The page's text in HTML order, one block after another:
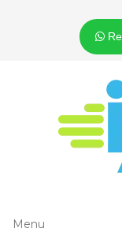
Menu
Menu